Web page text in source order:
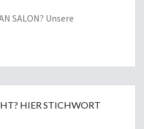
SALON? Unsere
HIER STICHWORT